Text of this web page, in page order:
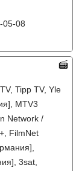
05-08
Tipp TV, Yle
MTV3
Network /
FilmNet
3sat,